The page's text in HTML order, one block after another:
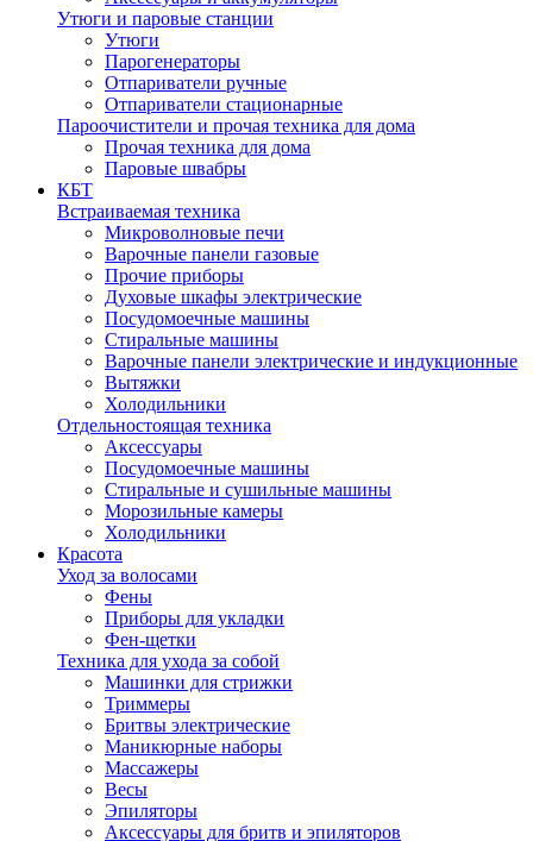
Утюги и паровые станции
Утюги
Парогенераторы
Отпариватели ручные
Отпариватели стационарные
Пароочистители и прочая техника для дома
Прочая техника для дома
Паровые швабры
КБТ
Встраиваемая техника
Микроволновые печи
Варочные панели газовые
Прочие приборы
Духовые шкафы электрические
Посудомоечные машины
Стиральные машины
Варочные панели электрические и индукционные
Вытяжки
Холодильники
Отдельностоящая техника
Аксессуары
Посудомоечные машины
Стиральные и сушильные машины
Морозильные камеры
Холодильники
Красота
Уход за волосами
Фены
Приборы для укладки
Фен-щетки
Техника для ухода за собой
Машинки для стрижки
Триммеры
Бритвы электрические
Маникюрные наборы
Массажеры
Весы
Эпиляторы
Аксессуары для бритв и эпиляторов